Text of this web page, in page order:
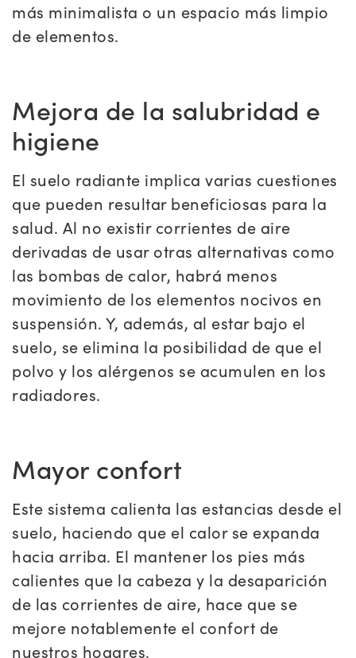
más minimalista o un espacio más limpio
de elementos.
Mejora de la salubridad e
higiene
El suelo radiante implica varias cuestiones
que pueden resultar beneficiosas para la
salud. Al no existir corrientes de aire
derivadas de usar otras alternativas como
las bombas de calor, habrá menos
movimiento de los elementos nocivos en
suspensión. Y, además, al estar bajo el
suelo, se elimina la posibilidad de que el
polvo y los alérgenos se acumulen en los
radiadores.
Mayor confort
Este sistema calienta las estancias desde el
suelo, haciendo que el calor se expanda
hacia arriba. El mantener los pies más
calientes que la cabeza y la desaparición
de las corrientes de aire, hace que se
mejore notablemente el confort de
nuestros hogares.